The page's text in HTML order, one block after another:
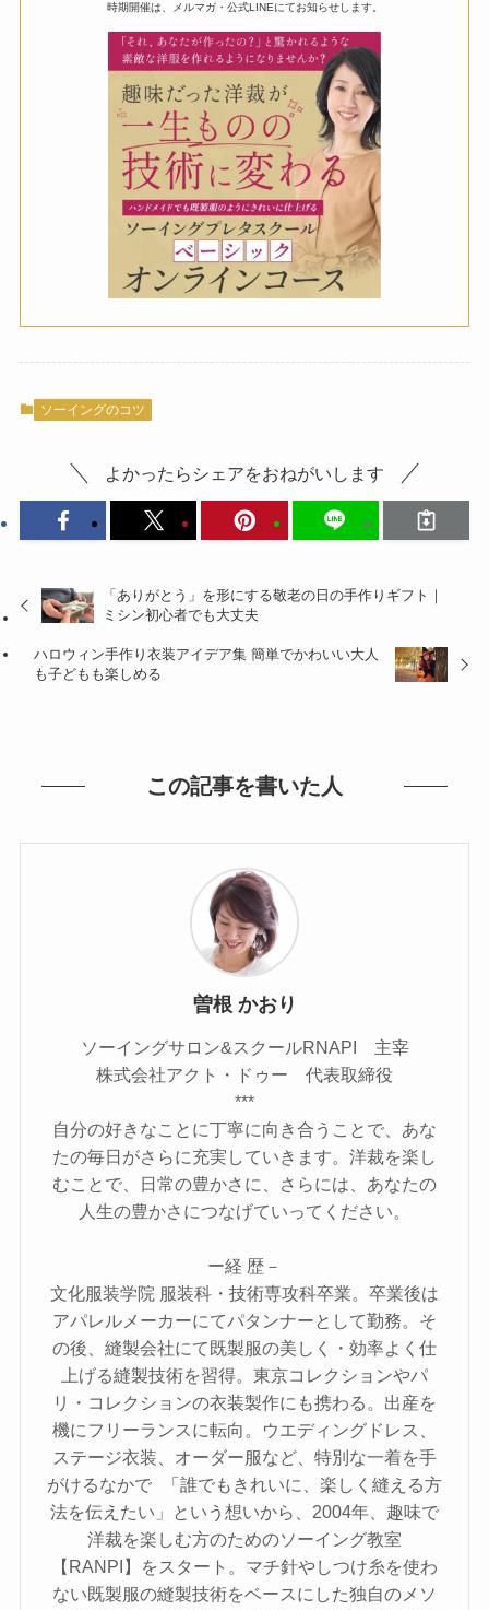
時期開催は、メルマガ・公式LINEにてお知らせします。
ソーイングのコツ
よかったらシェアをおねがいします
「ありがとう」を形にする敬老の日の手作りギフト｜
ミシン初心者でも大丈夫
ハロウィン手作り衣装アイデア集 簡単でかわいい大人
も子どもも楽しめる
この記事を書いた人
曽根 かおり
ソーイングサロン&スクールRNAPI 主宰
株式会社アクト・ドゥー 代表取締役
***
自分の好きなことに丁寧に向き合うことで、あな
たの毎日がさらに充実していきます。洋裁を楽し
むことで、日常の豊かさに、さらには、あなたの
人生の豊かさにつなげていってください。
ー経 歴－
文化服装学院 服装科・技術専攻科卒業。卒業後は
アパレルメーカーにてパタンナーとして勤務。そ
の後、縫製会社にて既製服の美しく・効率よく仕
上げる縫製技術を習得。東京コレクションやパ
リ・コレクションの衣装製作にも携わる。出産を
機にフリーランスに転向。ウエディングドレス、
ステージ衣装、オーダー服など、特別な一着を手
がけるなかで 「誰でもきれいに、楽しく縫える方
法を伝えたい」という想いから、2004年、趣味で
洋裁を楽しむ方のためのソーイング教室
【RANPI】をスタート。マチ針やしつけ糸を使わ
ない既製服の縫製技術をベースにした独自のメソ